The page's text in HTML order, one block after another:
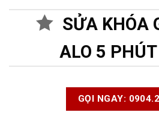
SỬA KHÓA
ALO 5
GỌI NGAY: